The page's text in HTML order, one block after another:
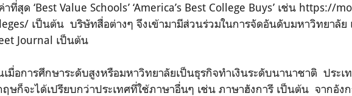
าที่สุด ‘Best Value Schools’ ‘America’s Best College Buys’ เช่น https://
เป็นต้น บริษัทสื่อต่างๆ จึงเข้ามามีส่วนร่วมในการจัดอันดับมหาวิทยาลัย
Journal เป็นต้น
เมื่อการศึกษาระดับสูงหรือมหาวิทยาลัยเป็นธุรกิจทำเงินระดับนานาชาติ ประ
ฤษก็จะได้เปรียบกว่าประเทศที่ใช้ภาษาอื่นๆ เช่น ภาษาฮังการี เป็นต้น จากอัง